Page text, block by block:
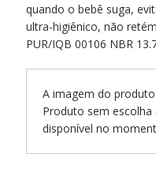
quando o bebê suga,
ultra-higiênico, não
PUR/IQB 00106 NBR
A imagem do
Produto sem escolha
disponível no